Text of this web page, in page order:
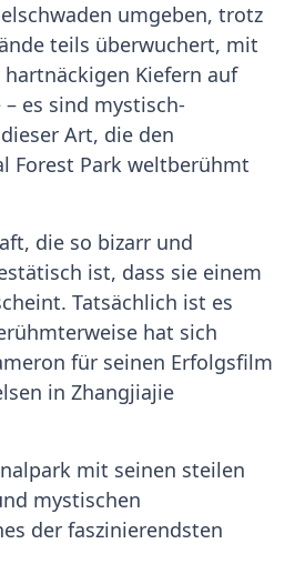
umgeben, trotz
teils überwuchert, mit
Kiefern auf
es sind mystisch-
Art, die den
Forest Park weltberühmt
die so bizarr und
ist, dass sie einem
Tatsächlich ist es
hat sich
für seinen Erfolgsfilm
in Zhangjiajie
mit seinen steilen
mystischen
der faszinierendsten